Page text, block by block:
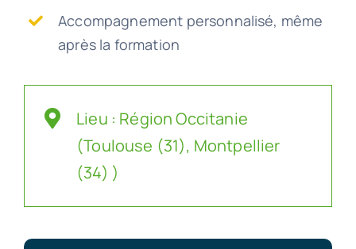
Accompagnement personnalisé, même
après la formation
Lieu : Région Occitanie
(Toulouse (31), Montpellier
(34) )